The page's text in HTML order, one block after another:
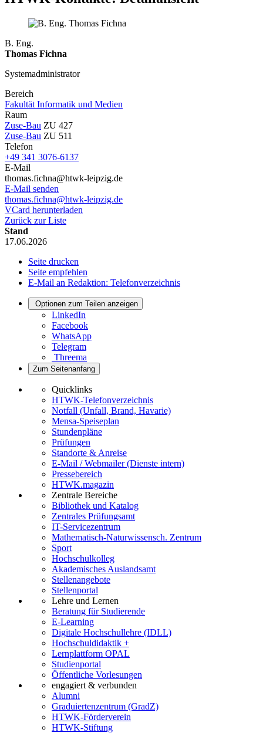
B. Eng.
Thomas Fichna
Systemadministrator
Bereich
Fakultät Informatik und Medien
Raum
Zuse-Bau ZU 427
Zuse-Bau ZU 511
Telefon
+49 341 3076-6137
E-Mail
thomas.fichna@htwk-leipzig.de
E-Mail senden
thomas.fichna@htwk-leipzig.de
VCard herunterladen
Zurück zur Liste
Stand
17.06.2026
Seite drucken
Seite empfehlen
E-Mail an Redaktion: Telefonverzeichnis
Optionen zum Teilen anzeigen
LinkedIn
Facebook
WhatsApp
Telegram
Threema
Zum Seitenanfang
Quicklinks
HTWK-Telefonverzeichnis
Notfall (Unfall, Brand, Havarie)
Mensa-Speiseplan
Stundenpläne
Prüfungen
Standorte & Anreise
E-Mail / Webmailer (Dienste intern)
Pressebereich
HTWK.magazin
Zentrale Bereiche
Bibliothek und Katalog
Zentrales Prüfungsamt
IT-Servicezentrum
Mathematisch-Naturwissensch. Zentrum
Sport
Hochschulkolleg
Akademisches Auslandsamt
Stellenangebote
Stellenportal
Lehre und Lernen
Beratung für Studierende
E-Learning
Digitale Hochschullehre (IDLL)
Hochschuldidaktik +
Lernplattform OPAL
Studienportal
Öffentliche Vorlesungen
engagiert & verbunden
Alumni
Graduiertenzentrum (GradZ)
HTWK-Förderverein
HTWK-Stiftung